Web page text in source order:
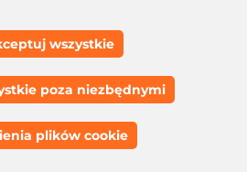
wszystkie
poza niezbędnymi
plików cookie